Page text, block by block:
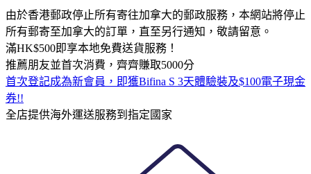
由於香港郵政停止所有寄往加拿大的郵政服務，本網站將停止
所有郵寄至加拿大的訂單，直至另行通知，敬請留意。
滿HK$500即享本地免費送貨服務！
推薦朋友並首次消費，齊齊賺取5000分
首次登記成為新會員，即獲Bifina S 3天體驗裝及$100電子現金
券!!
全店提供海外運送服務到指定國家